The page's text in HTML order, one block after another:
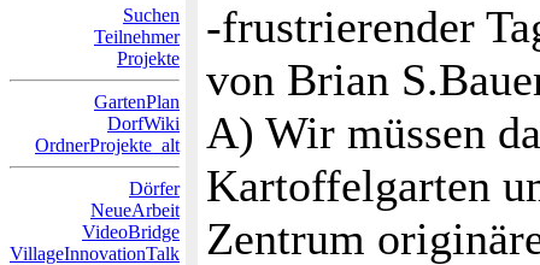
Suchen
Teilnehmer
Projekte
GartenPlan
DorfWiki
OrdnerProjekte_alt
Dörfer
NeueArbeit
VideoBridge
VillageInnovationTalk
-frustrierender
von Brian
A) Wir müssen
Kartoffelgarten
Zentrum